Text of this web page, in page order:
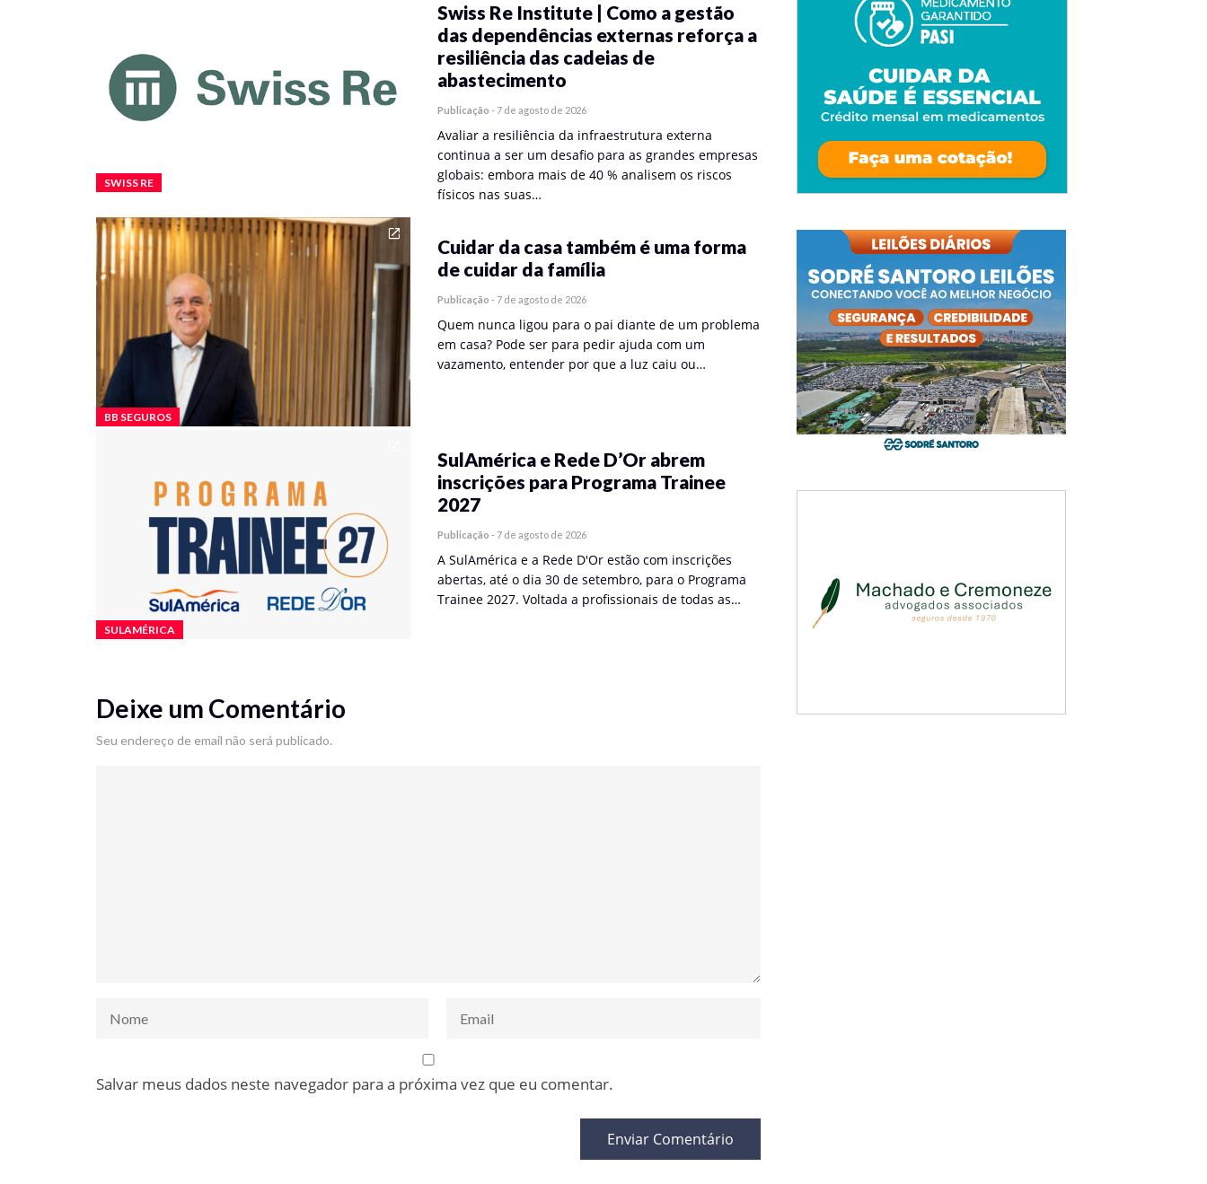
SWISS RE
Swiss Re Institute | Como a gestão
das dependências externas reforça a
resiliência das cadeias de
abastecimento
Publicação - 7 de agosto de 2026
Avaliar a resiliência da infraestrutura externa
continua a ser um desafio para as grandes empresas
globais: embora mais de 40 % analisem os riscos
físicos nas suas…
BB SEGUROS
Cuidar da casa também é uma forma
de cuidar da família
Publicação - 7 de agosto de 2026
Quem nunca ligou para o pai diante de um problema
em casa? Pode ser para pedir ajuda com um
vazamento, entender por que a luz caiu ou…
SULAMÉRICA
SulAmérica e Rede D’Or abrem
inscrições para Programa Trainee
2027
Publicação - 7 de agosto de 2026
A SulAmérica e a Rede D'Or estão com inscrições
abertas, até o dia 30 de setembro, para o Programa
Trainee 2027. Voltada a profissionais de todas as…
Deixe um Comentário
Seu endereço de email não será publicado.
Salvar meus dados neste navegador para a próxima vez que eu comentar.